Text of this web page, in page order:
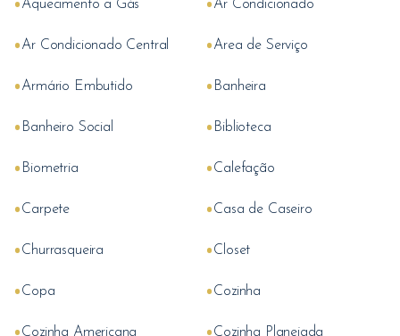
Aquecimento a Gás Ar Condicionado
•Ar Condicionado Central •Area de Serviço
•Armário Embutido • Banheira
• Banheiro Social • Biblioteca
• Biometria •Calefação
•Carpete •Casa de Caseiro
•Churrasqueira •Closet
•Copa •Cozinha
Cozinha Americana Cozinha Planejada